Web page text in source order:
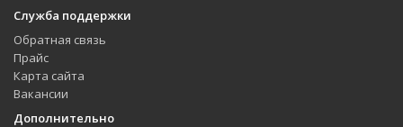
Служба поддержки
Обратная связь
Прайс
Карта сайта
Вакансии
Дополнительно